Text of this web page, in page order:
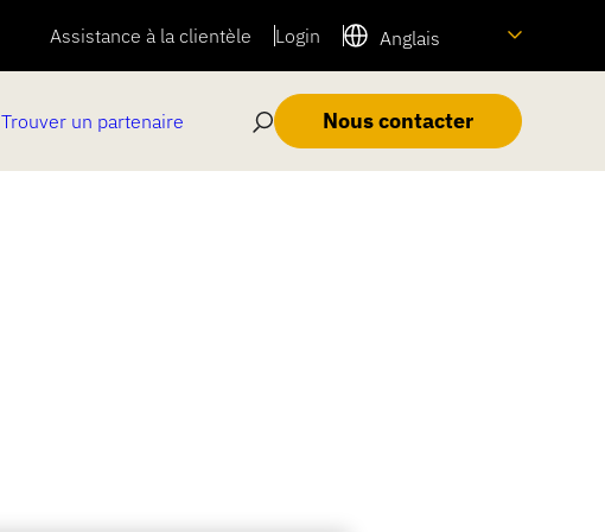
Assistance à la clientèle Login Anglais
Trouver un partenaire Nous contacter